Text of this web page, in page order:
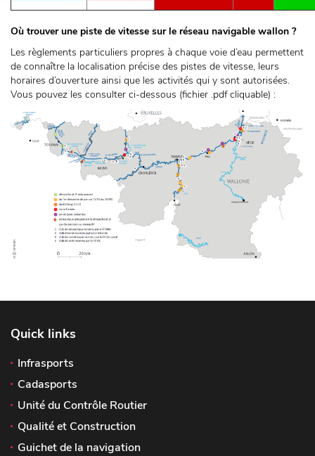
Où trouver une piste de vitesse sur le réseau navigable wallon ?
Les règlements particuliers propres à chaque voie d’eau permettent
de connaître la localisation précise des pistes de vitesse, leurs
horaires d’ouverture ainsi que les activités qui y sont autorisées.
Vous pouvez les consulter ci-dessous (fichier .pdf cliquable) :
Quick links
Infrasports
Cadasports
Unité du Contrôle Routier
Qualité et Construction
Guichet de la navigation